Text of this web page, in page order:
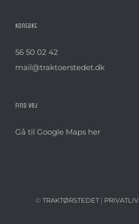
Kontakt
56 50 02 42
mail@traktoerstedet.dk
Find vej
Gå til Google Maps her
© TRAKTØRSTEDET| PRIVATLIV